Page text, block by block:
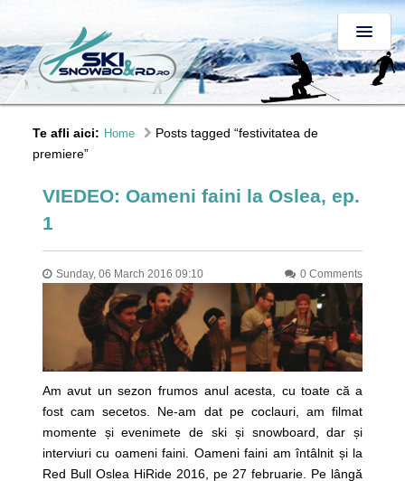
Te afli aici: Home
Posts tagged “festivitatea de
premiere”
VIEDEO: Oameni faini la Oslea, ep.
1
Sunday, 06 March 2016 09:10 0 Comments
Am avut un sezon frumos anul acesta, cu toate că a
fost cam secetos. Ne-am dat pe coclauri, am filmat
momente și evenimete de ski și snowboard, dar și
interviuri cu oameni faini. Oameni faini am întâlnit și la
Red Bull Oslea HiRide 2016, pe 27 februarie. Pe lângă